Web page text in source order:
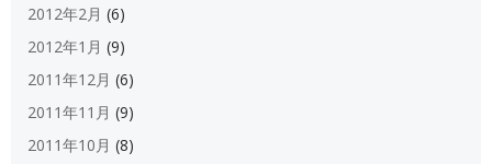
2012年2月 (6)
2012年1月 (9)
2011年12月 (6)
2011年11月 (9)
2011年10月 (8)